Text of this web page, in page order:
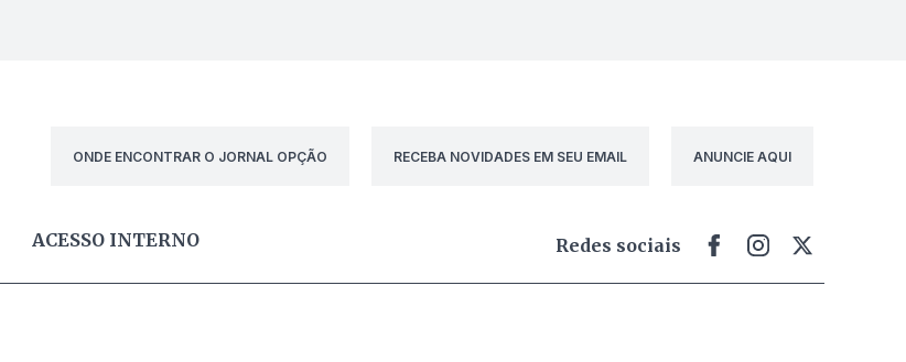
ONDE ENCONTRAR O JORNAL OPÇÃO
RECEBA NOVIDADES EM SEU EMAIL ANUNCIE AQUI
ACESSO INTERNO Redes sociais